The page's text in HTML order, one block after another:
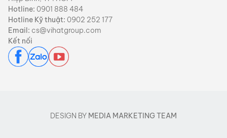
Hotline: 0901 888 484
Hotline Kỹ thuật: 0902 252 177
Email: cs@vihatgroup.com
Kết nối
DESIGN BY MEDIA MARKETING TEAM